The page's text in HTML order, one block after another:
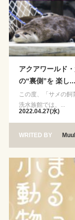
アクアワールド
の“裏側”を 楽し...
この度、「サメの飼
洗水族館では、...
2022.04.27(水)
WRITED BY